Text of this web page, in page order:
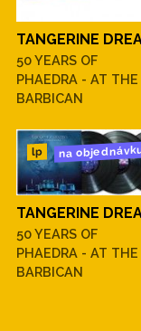
TANGERINE
50 YEARS OF
PHAEDRA - AT THE
BARBICAN
lp na
TANGERINE
50 YEARS OF
PHAEDRA - AT THE
BARBICAN